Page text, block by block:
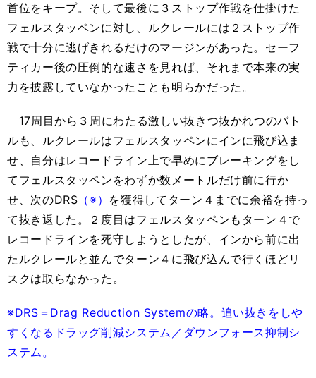
首位をキープ。そして最後に３ストップ作戦を仕掛けた
フェルスタッペンに対し、ルクレールには２ストップ作
戦で十分に逃げきれるだけのマージンがあった。セーフ
ティカー後の圧倒的な速さを見れば、それまで本来の実
力を披露していなかったことも明らかだった。
17周目から３周にわたる激しい抜きつ抜かれつのバト
ルも、ルクレールはフェルスタッペンにインに飛び込ま
せ、自分はレコードライン上で早めにブレーキングをし
てフェルスタッペンをわずか数メートルだけ前に行か
せ、次のDRS （※） を獲得してターン４までに余裕を持っ
て抜き返した。２度目はフェルスタッペンもターン４で
レコードラインを死守しようとしたが、インから前に出
たルクレールと並んでターン４に飛び込んで行くほどリ
スクは取らなかった。
※DRS＝Drag Reduction Systemの略。追い抜きをしや
すくなるドラッグ削減システム／ダウンフォース抑制シ
ステム。